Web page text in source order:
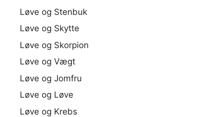
Løve og Stenbuk
Løve og Skytte
Løve og Skorpion
Løve og Vægt
Løve og Jomfru
Løve og Løve
Løve og Krebs